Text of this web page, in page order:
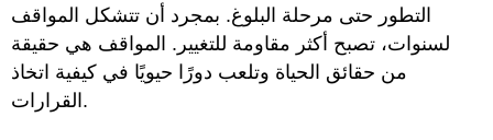
التطور حتى مرحلة البلوغ. بمجرد أن تتشكل المواقف
لسنوات، تصبح أكثر مقاومة للتغيير. المواقف هي حقيقة
من حقائق الحياة وتلعب دورًا حيويًا في كيفية اتخاذ
القرارات.